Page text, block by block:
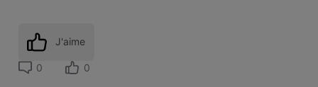
J'aime
0 0